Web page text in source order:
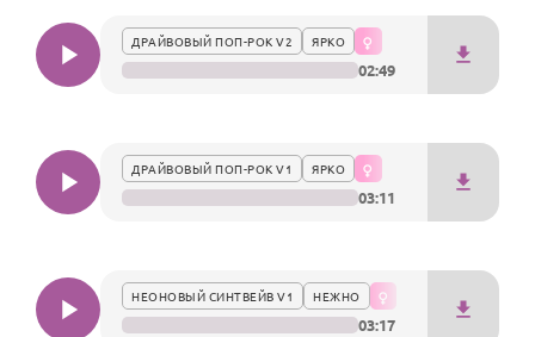
празднику и подарят Мальвине незабываемые эмоции.
ДРАЙВОВЫЙ ПОП-РОК V2 ЯРКО
02:49
ДРАЙВОВЫЙ ПОП-РОК V1 ЯРКО
03:11
НЕОНОВЫЙ СИНТВЕЙВ V1 НЕЖНО
03:17